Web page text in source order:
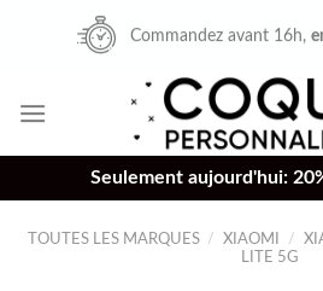
Commandez avant 16h,
Seulement aujourd'hui:
TOUTES LES MARQUES / XIAOMI /
LITE 5G